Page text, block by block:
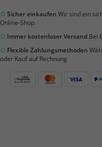
Sicher einkaufen Wir sind ein
Online-Shop.
Immer kostenloser VersandBei
Flexible Zahlungsmethoden
oder Kauf auf Rechnung